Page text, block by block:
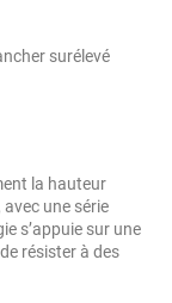
surélevé
la hauteur
, avec une série
s’appuie sur une
résister à des